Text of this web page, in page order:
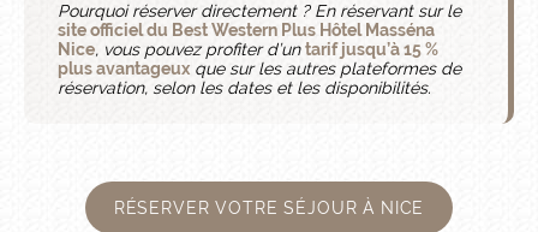
Pourquoi réserver directement ? En réservant sur le
site officiel du Best Western Plus Hôtel Masséna
Nice, vous pouvez profiter d’untarif jusqu’à 15 %
plus avantageux que sur les autres plateformes de
réservation, selon les dates et les disponibilités.
RÉSERVER VOTRE SÉJOUR À NICE